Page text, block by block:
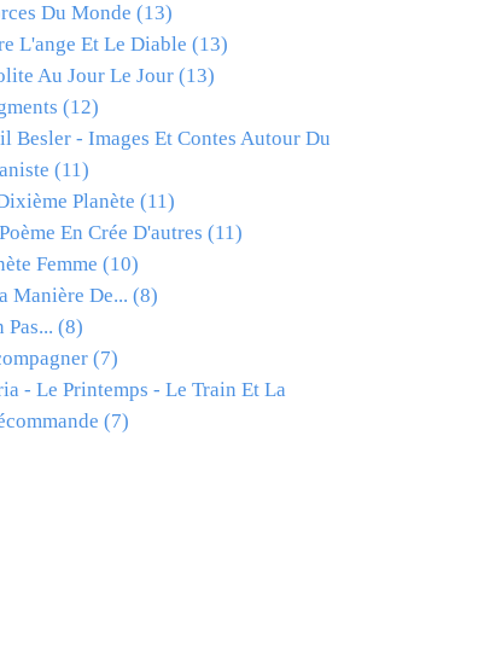
Du Monde (13)
L'ange Et Le Diable (13)
Au Jour Le Jour (13)
(12)
Besler - Images Et Contes Autour Du
(11)
Planète (11)
En Crée D'autres (11)
Femme (10)
Manière De... (8)
Pas... (8)
(7)
- Le Printemps - Le Train Et La
(7)